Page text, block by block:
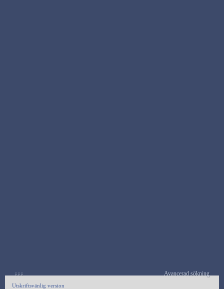
↓↓↓ Avancerad sökning
Utskriftsvänlig version